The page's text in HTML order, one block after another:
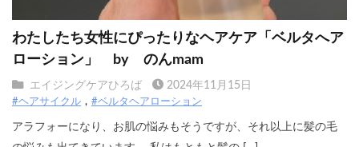
わたしたち女性にぴったりなヘアケア「ベルタへア
ローション」 by のんmam
エイジングケアひろば 2024年11月15日
#ヘアサイクル #ベルタヘアローション
アラフォーになり、お肌の悩みもそうですが、それ以上に髪の毛